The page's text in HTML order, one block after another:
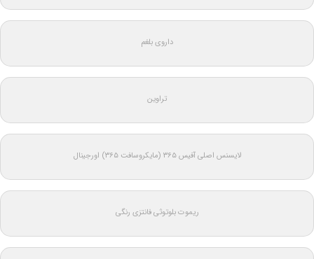
داروی بلغم
تراوین
لایسنس اصلی آفیس ۳۶۵ (مایکروسافت ۳۶۵) اورجینال
ریموت بلوتوثی فانتزی رنگی